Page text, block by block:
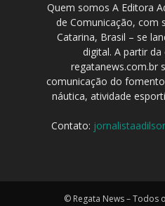
Quem somos A Editora
de Comunicação, com
Catarina, Brasil – se
digital. A partir
regatanews.com.br
comunicação do
náutica, atividade
Contato:
© Regata News – Todos